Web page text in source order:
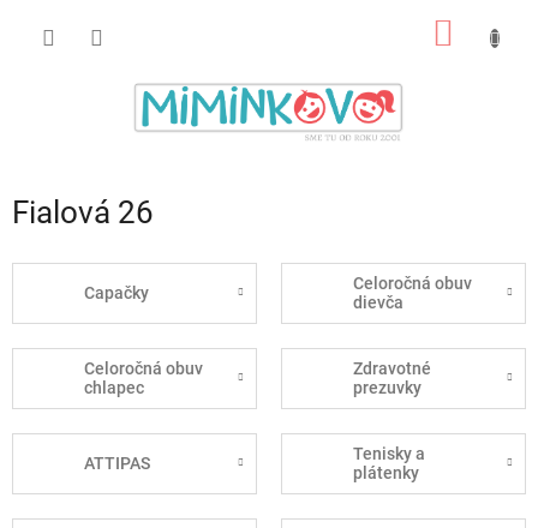
Fialová 26
Capačky
Celoročná obuv
dievča
Celoročná obuv
chlapec
Zdravotné
prezuvky
ATTIPAS
Tenisky a
plátenky